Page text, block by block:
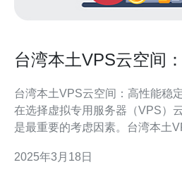
台湾本土VPS云空间
台湾本土VPS云空间：高性能稳
在选择虚拟专用服务器（VPS）
是最重要的考虑因素。台湾本土
湾本土VPS云空间配备了最先进
2025年3月18日